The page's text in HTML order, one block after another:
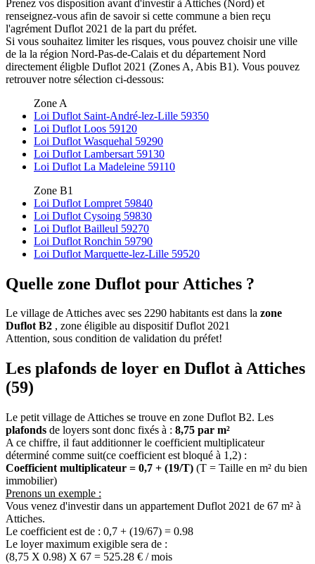
Prenez vos disposition avant d'investir à Attiches (Nord) et
renseignez-vous afin de savoir si cette commune a bien reçu
l'agrément Duflot 2021 de la part du préfet.
Si vous souhaitez limiter les risques, vous pouvez choisir une ville
de la la région Nord-Pas-de-Calais et du département Nord
directement éligble Duflot 2021 (Zones A, Abis B1). Vous pouvez
retrouver notre sélection ci-dessous:
Zone A
Loi Duflot Saint-André-lez-Lille 59350
Loi Duflot Loos 59120
Loi Duflot Wasquehal 59290
Loi Duflot Lambersart 59130
Loi Duflot La Madeleine 59110
Zone B1
Loi Duflot Lompret 59840
Loi Duflot Cysoing 59830
Loi Duflot Bailleul 59270
Loi Duflot Ronchin 59790
Loi Duflot Marquette-lez-Lille 59520
Quelle zone Duflot pour Attiches ?
Le village de Attiches avec ses 2290 habitants est dans la zone
Duflot B2 , zone éligible au dispositif Duflot 2021
Attention, sous condition de validation du préfet!
Les plafonds de loyer en Duflot à Attiches
(59)
Le petit village de Attiches se trouve en zone Duflot B2. Les
plafonds de loyers sont donc fixés à : 8,75 par m²
A ce chiffre, il faut additionner le coefficient multiplicateur
déterminé comme suit(ce coefficient est bloqué à 1,2) :
Coefficient multiplicateur = 0,7 + (19/T) (T = Taille en m² du bien
immobilier)
Prenons un exemple :
Vous venez d'investir dans un appartement Duflot 2021 de 67 m² à
Attiches.
Le coefficient est de : 0,7 + (19/67) = 0.98
Le loyer maximum exigible sera de :
(8,75 X 0.98) X 67 = 525.28 € / mois